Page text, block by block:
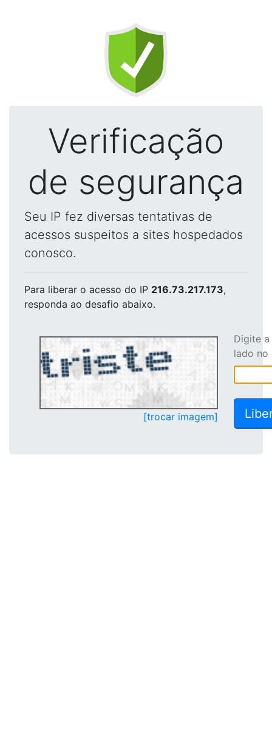
Verificação
de segurança
Seu IP fez diversas tentativas de
acessos suspeitos a sites hospedados
conosco.
Para liberar o acesso do IP 216.73.217.173,
responda ao desafio abaixo.
[trocar imagem]
Digite
lado no